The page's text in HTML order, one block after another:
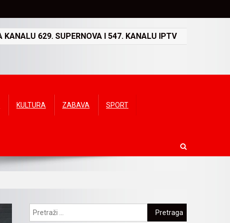
629. SUPERNOVA I 547. KANALU IPTV
KULTURA ZABAVA SPORT
Pretraga: